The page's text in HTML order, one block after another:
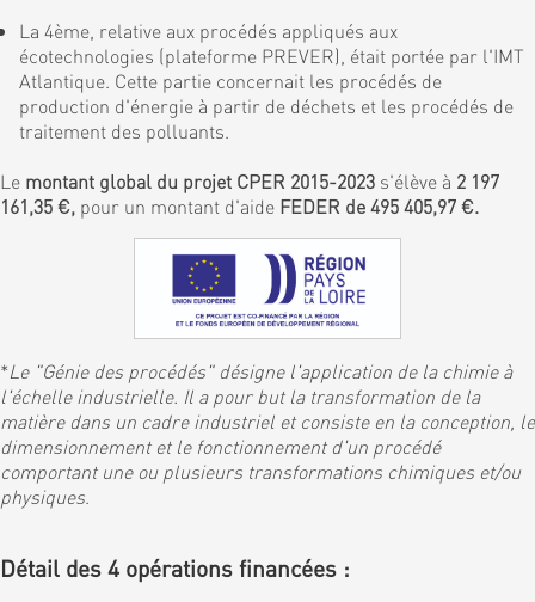
La 4ème, relative aux procédés appliqués aux
écotechnologies (plateforme PREVER), était portée par l'IMT
Atlantique. Cette partie concernait les procédés de
production d'énergie à partir de déchets et les procédés de
traitement des polluants.
Le montant global du projet CPER 2015-2023 s'élève à 2 197
161,35 €, pour un montant d'aide FEDER de 495 405,97 €.
*Le "Génie des procédés" désigne l'application de la chimie à
l'échelle industrielle. Il a pour but la transformation de la
matière dans un cadre industriel et consiste en la conception, le
dimensionnement et le fonctionnement d'un procédé
comportant une ou plusieurs transformations chimiques et/ou
physiques.
Détail des 4 opérations financées :